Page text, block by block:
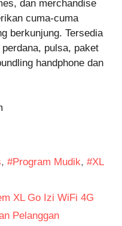
dan merchandise
cuma-cuma
berkunjung. Tersedia
pulsa, paket
handphone dan
,#Program Mudik,#XL
XL Go Izi WiFi 4G
Pelanggan